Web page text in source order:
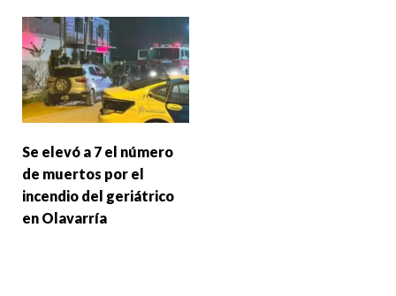
Se elevó a 7 el número
de muertos por el
incendio del geriátrico
en Olavarría